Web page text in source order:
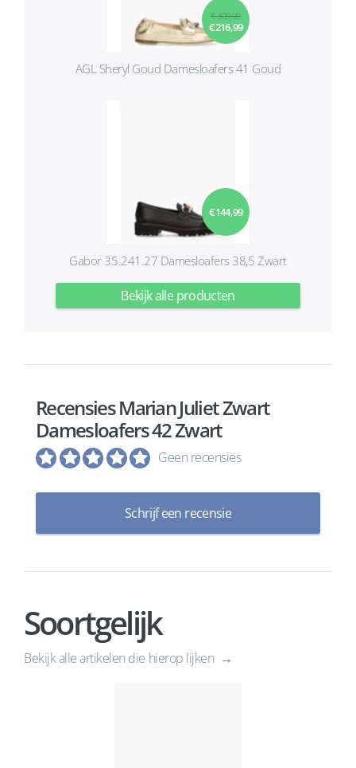
€ 309,99
€ 216,99
AGL Sheryl Goud Damesloafers 41 Goud
€ 144,99
Gabor 35.241.27 Damesloafers 38,5 Zwart
Bekijk alle producten
Recensies Marian Juliet Zwart
Damesloafers 42 Zwart
Geen recensies
Schrijf een recensie
Soortgelijk
Bekijk alle artikelen die hierop lijken